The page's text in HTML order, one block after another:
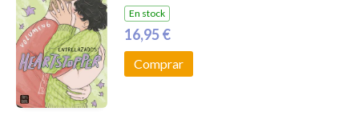
En stock
16,95 €
Comprar